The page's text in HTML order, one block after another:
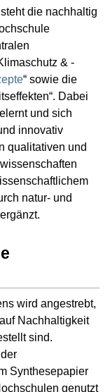
die nachhaltig
& -
“ sowie die
Dabei
und sich
innovativ
qualitativen und
natur- und
wird angestrebt,
Nachhaltigkeit
sind.
Synthesepapier
genutzt